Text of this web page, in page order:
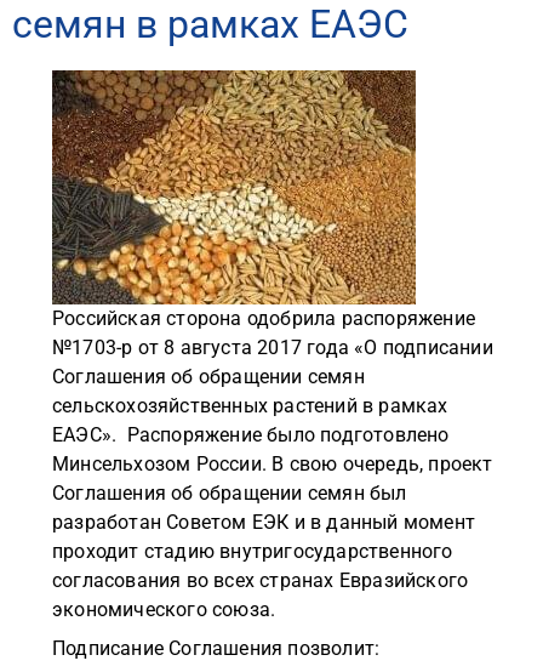
семян в рамках ЕАЭС
Российская сторона одобрила распоряжение
№1703-р от 8 августа 2017 года «О подписании
Соглашения об обращении семян
сельскохозяйственных растений в рамках
ЕАЭС». Распоряжение было подготовлено
Минсельхозом России. В свою очередь, проект
Соглашения об обращении семян был
разработан Советом ЕЭК и в данный момент
проходит стадию внутригосударственного
согласования во всех странах Евразийского
экономического союза.
Подписание Соглашения позволит: